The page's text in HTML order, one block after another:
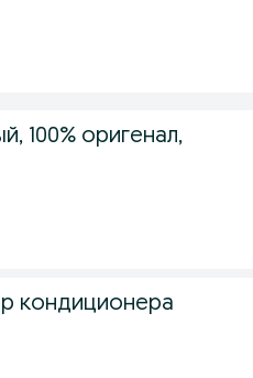
100% оригенал,
кондиционера